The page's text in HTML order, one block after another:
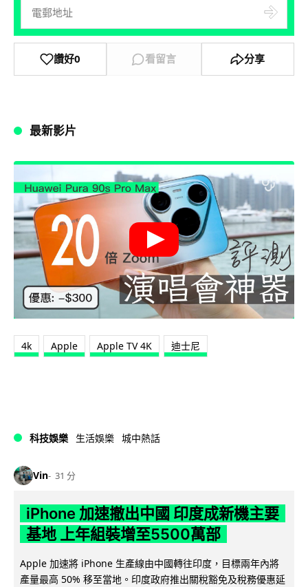
讚好0 看留言 分享
最新影片
4k Apple Apple TV 4K 迪士尼
科技娛樂 生活娛樂 城中熱話
Vin 31 分
iPhone 加速撤出中國 印度成新機主要
基地 上年組裝增至5500萬部
Apple 加速將 iPhone 生產線由中國轉往印度，目標兩年內將
產量最高 50% 移至當地。印度政府推出關稅豁免及稅務優惠延